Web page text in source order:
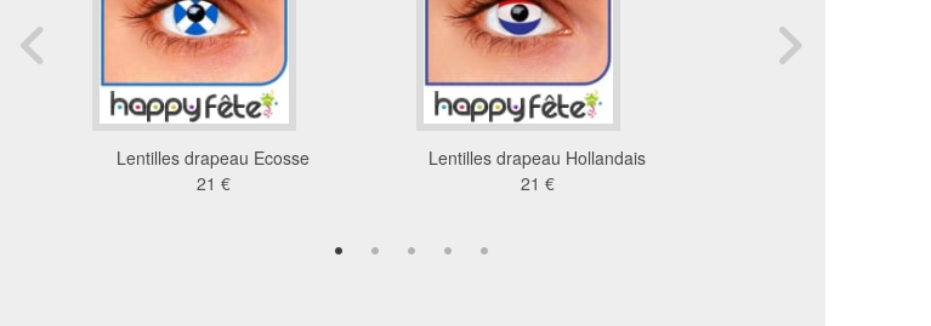
Lentilles drapeau Ecosse
21 €
Lentilles drapeau Hollandais
21 €